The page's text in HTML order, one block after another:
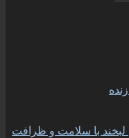
لبخند با سلامت و ظرافت